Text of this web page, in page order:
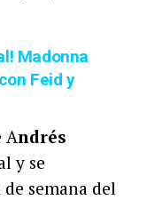
Madonna
Feid y
Andrés
y se
semana del